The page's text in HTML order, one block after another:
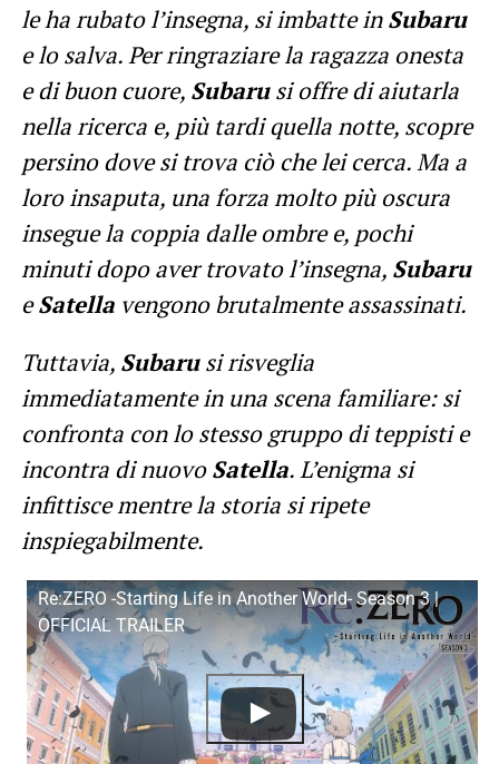
le ha rubato l’insegna, si imbatte inSubaru
e lo salva. Per ringraziare la ragazza onesta
e di buon cuore, Subarusi offre di aiutarla
nella ricerca e, più tardi quella notte, scopre
persino dove si trova ciò che lei cerca. Ma a
loro insaputa, una forza molto più oscura
insegue la coppia dalle ombre e, pochi
minuti dopo aver trovato l’insegna, Subaru
eSatellavengono brutalmente assassinati.
Tuttavia, Subarusi risveglia
immediatamente in una scena familiare: si
confronta con lo stesso gruppo di teppisti e
incontra di nuovoSatella. L’enigma si
infittisce mentre la storia si ripete
inspiegabilmente.
Re:ZERO -Starting Life in Another World- Season 3 |
OFFICIAL TRAILER